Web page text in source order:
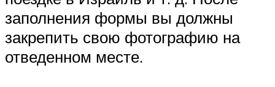
заполнения формы вы должны
закрепить свою фотографию на
отведенном месте.